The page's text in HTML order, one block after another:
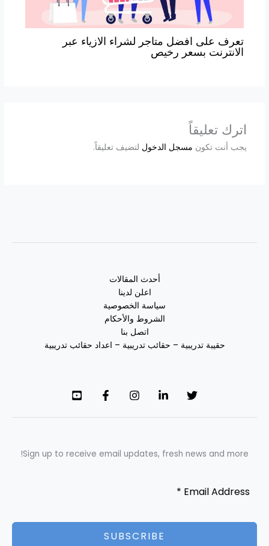
تعرف على افضل متاجر لشراء الازياء عبر
الانترنت بسعر رخيص
اترك تعليقاً
يجب أنت تكون مسجل الدخول لتضيف تعليقاً.
أحدث المقالات
اعلن لدينا
سياسة الخصوصية
الشروط والأحكام
اتصل بنا
حقيبة تدريبية – حقائب تدريبية – اعداد حقائب تدريبية
Sign up to receive email updates, fresh news and more!
SUBSCRIBE